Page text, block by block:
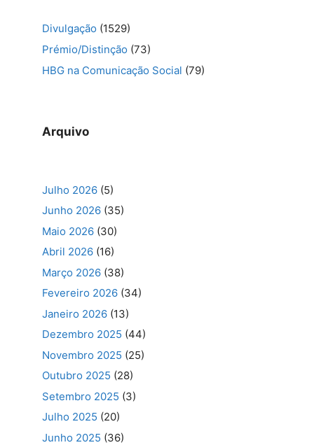
Divulgação (1529)
Prémio/Distinção (73)
HBG na Comunicação Social (79)
Arquivo
Julho 2026 (5)
Junho 2026 (35)
Maio 2026 (30)
Abril 2026 (16)
Março 2026 (38)
Fevereiro 2026 (34)
Janeiro 2026 (13)
Dezembro 2025 (44)
Novembro 2025 (25)
Outubro 2025 (28)
Setembro 2025 (3)
Julho 2025 (20)
Junho 2025 (36)